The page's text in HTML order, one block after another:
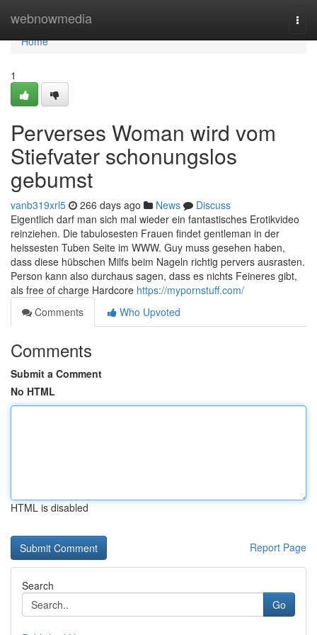
webnowmedia
Home
Home
1
Perverses Woman wird vom
Stiefvater schonungslos
gebumst
vanb319xrl5 266 days ago News
Discuss
Eigentlich darf man sich mal wieder ein fantastisches Erotikvideo
reinziehen. Die tabulosesten Frauen findet gentleman in der
heissesten Tuben Seite im WWW. Guy muss gesehen haben,
dass diese hübschen Milfs beim Nageln richtig pervers ausrasten.
Person kann also durchaus sagen, dass es nichts Feineres gibt,
als free of charge Hardcore https://mypornstuff.com/
Comments
Who Upvoted
Comments
Submit a Comment
No HTML
HTML is disabled
Report Page
Search
Go